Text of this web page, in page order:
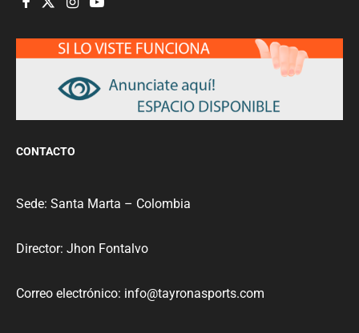
CONTACTO
Sede: Santa Marta – Colombia
Director: Jhon Fontalvo
Correo electrónico: info@tayronasports.com